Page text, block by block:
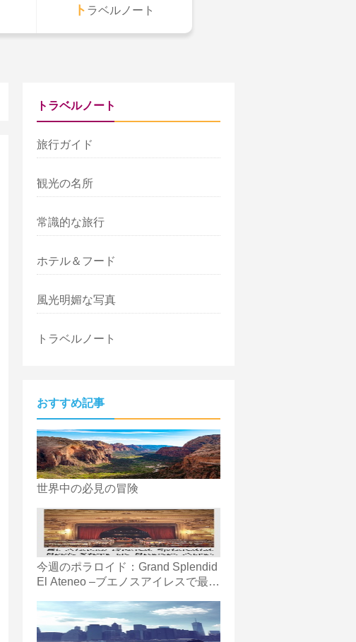
トラベルノート
トラベルノート
旅行ガイド
観光の名所
常識的な旅行
ホテル＆フード
風光明媚な写真
トラベルノート
おすすめ記事
世界中の必見の冒険
今週のポラロイド：Grand Splendid
El Ateneo –ブエノスアイレスで最も